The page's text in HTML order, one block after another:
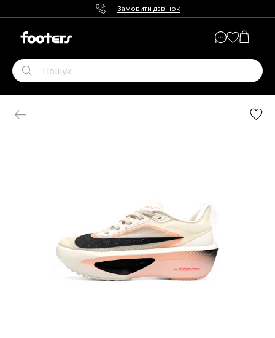
Замовити дзвінок